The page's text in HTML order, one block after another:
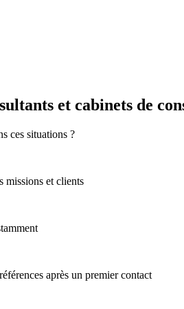
et cabinets de
ces situations ?
missions et clients
après un premier contact